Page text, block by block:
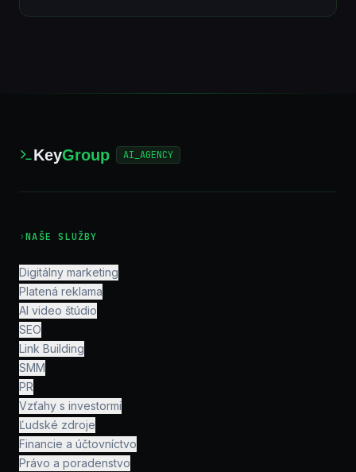
KeyGroup AI_AGENCY
›NAŠE SLUŽBY
Digitálny marketing
Platená reklama
AI video štúdio
SEO
Link Building
SMM
PR
Vzťahy s investormi
Ľudské zdroje
Financie a účtovníctvo
Právo a poradenstvo